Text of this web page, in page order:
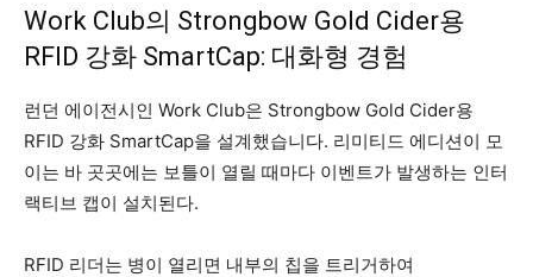
Work Club의 Strongbow Gold Cider용
RFID 강화 SmartCap: 대화형 경험
런던 에이전시인 Work Club은 Strongbow Gold Cider용
RFID 강화 SmartCap을 설계했습니다. 리미티드 에디션이 모
이는 바 곳곳에는 보틀이 열릴 때마다 이벤트가 발생하는 인터
랙티브 캡이 설치된다.
RFID 리더는 병이 열리면 내부의 칩을 트리거하여